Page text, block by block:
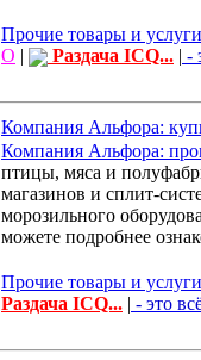
Прочие товары и услуги
О | Раздача ICQ... | -
Компания Альфора:
Компания Альфора:
птицы, мяса и
магазинов и сплит-
морозильного
можете подробнее
Прочие товары и услуги
Раздача ICQ... | - это